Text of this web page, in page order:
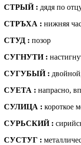
СТРЫЙ : дядя по
СТРЪХА : нижняя
СТУД : позор
СУГНУТИ :
СУГУБЫЙ :
СУЕТА : напрасно,
СУЛИЦА : короткое
СУРЬСКИЙ :
СУСТУГ :